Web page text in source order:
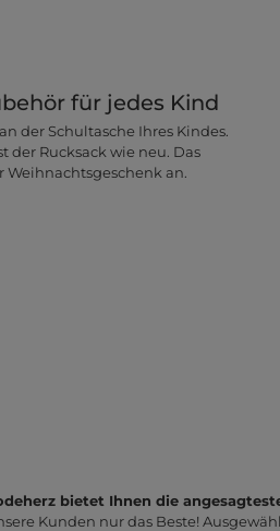
für jedes Kind
der Schultasche Ihres Kindes.
der Rucksack wie neu. Das
Weihnachtsgeschenk an.
bietet Ihnen die
Kunden nur das Beste!